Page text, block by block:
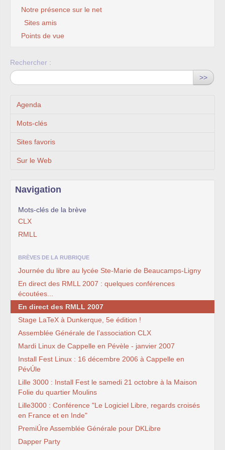
Notre présence sur le net
Sites amis
Points de vue
Rechercher :
>>
Agenda
Mots-clés
Sites favoris
Sur le Web
Navigation
Mots-clés de la brève
CLX
RMLL
BRÈVES DE LA RUBRIQUE
Journée du libre au lycée Ste-Marie de Beaucamps-Ligny
En direct des RMLL 2007 : quelques conférences
écoutées...
En direct des RMLL 2007
Stage LaTeX à Dunkerque, 5e édition !
Assemblée Générale de l’association CLX
Mardi Linux de Cappelle en Pévèle - janvier 2007
Install Fest Linux : 16 décembre 2006 à Cappelle en
PévÚle
Lille 3000 : Install Fest le samedi 21 octobre à la Maison
Folie du quartier Moulins
Lille3000 : Conférence "Le Logiciel Libre, regards croisés
en France et en Inde"
PremiÚre Assemblée Générale pour DKLibre
Dapper Party